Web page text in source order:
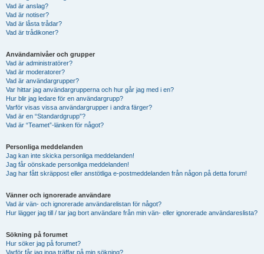
Vad är anslag?
Vad är notiser?
Vad är låsta trådar?
Vad är trådikoner?
Användarnivåer och grupper
Vad är administratörer?
Vad är moderatorer?
Vad är användargrupper?
Var hittar jag användargrupperna och hur går jag med i en?
Hur blir jag ledare för en användargrupp?
Varför visas vissa användargrupper i andra färger?
Vad är en “Standardgrupp”?
Vad är “Teamet”-länken för något?
Personliga meddelanden
Jag kan inte skicka personliga meddelanden!
Jag får oönskade personliga meddelanden!
Jag har fått skräppost eller anstötliga e-postmeddelanden från någon på detta forum!
Vänner och ignorerade användare
Vad är vän- och ignorerade användarelistan för något?
Hur lägger jag till / tar jag bort användare från min vän- eller ignorerade användareslista?
Sökning på forumet
Hur söker jag på forumet?
Varför får jag inga träffar på min sökning?